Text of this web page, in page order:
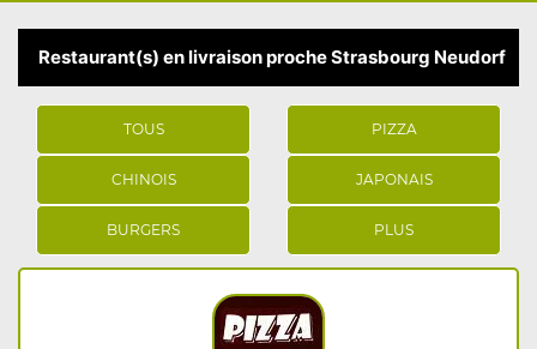
Restaurant(s) en livraison proche Strasbourg Neudorf
TOUS PIZZA
CHINOIS JAPONAIS
BURGERS PLUS